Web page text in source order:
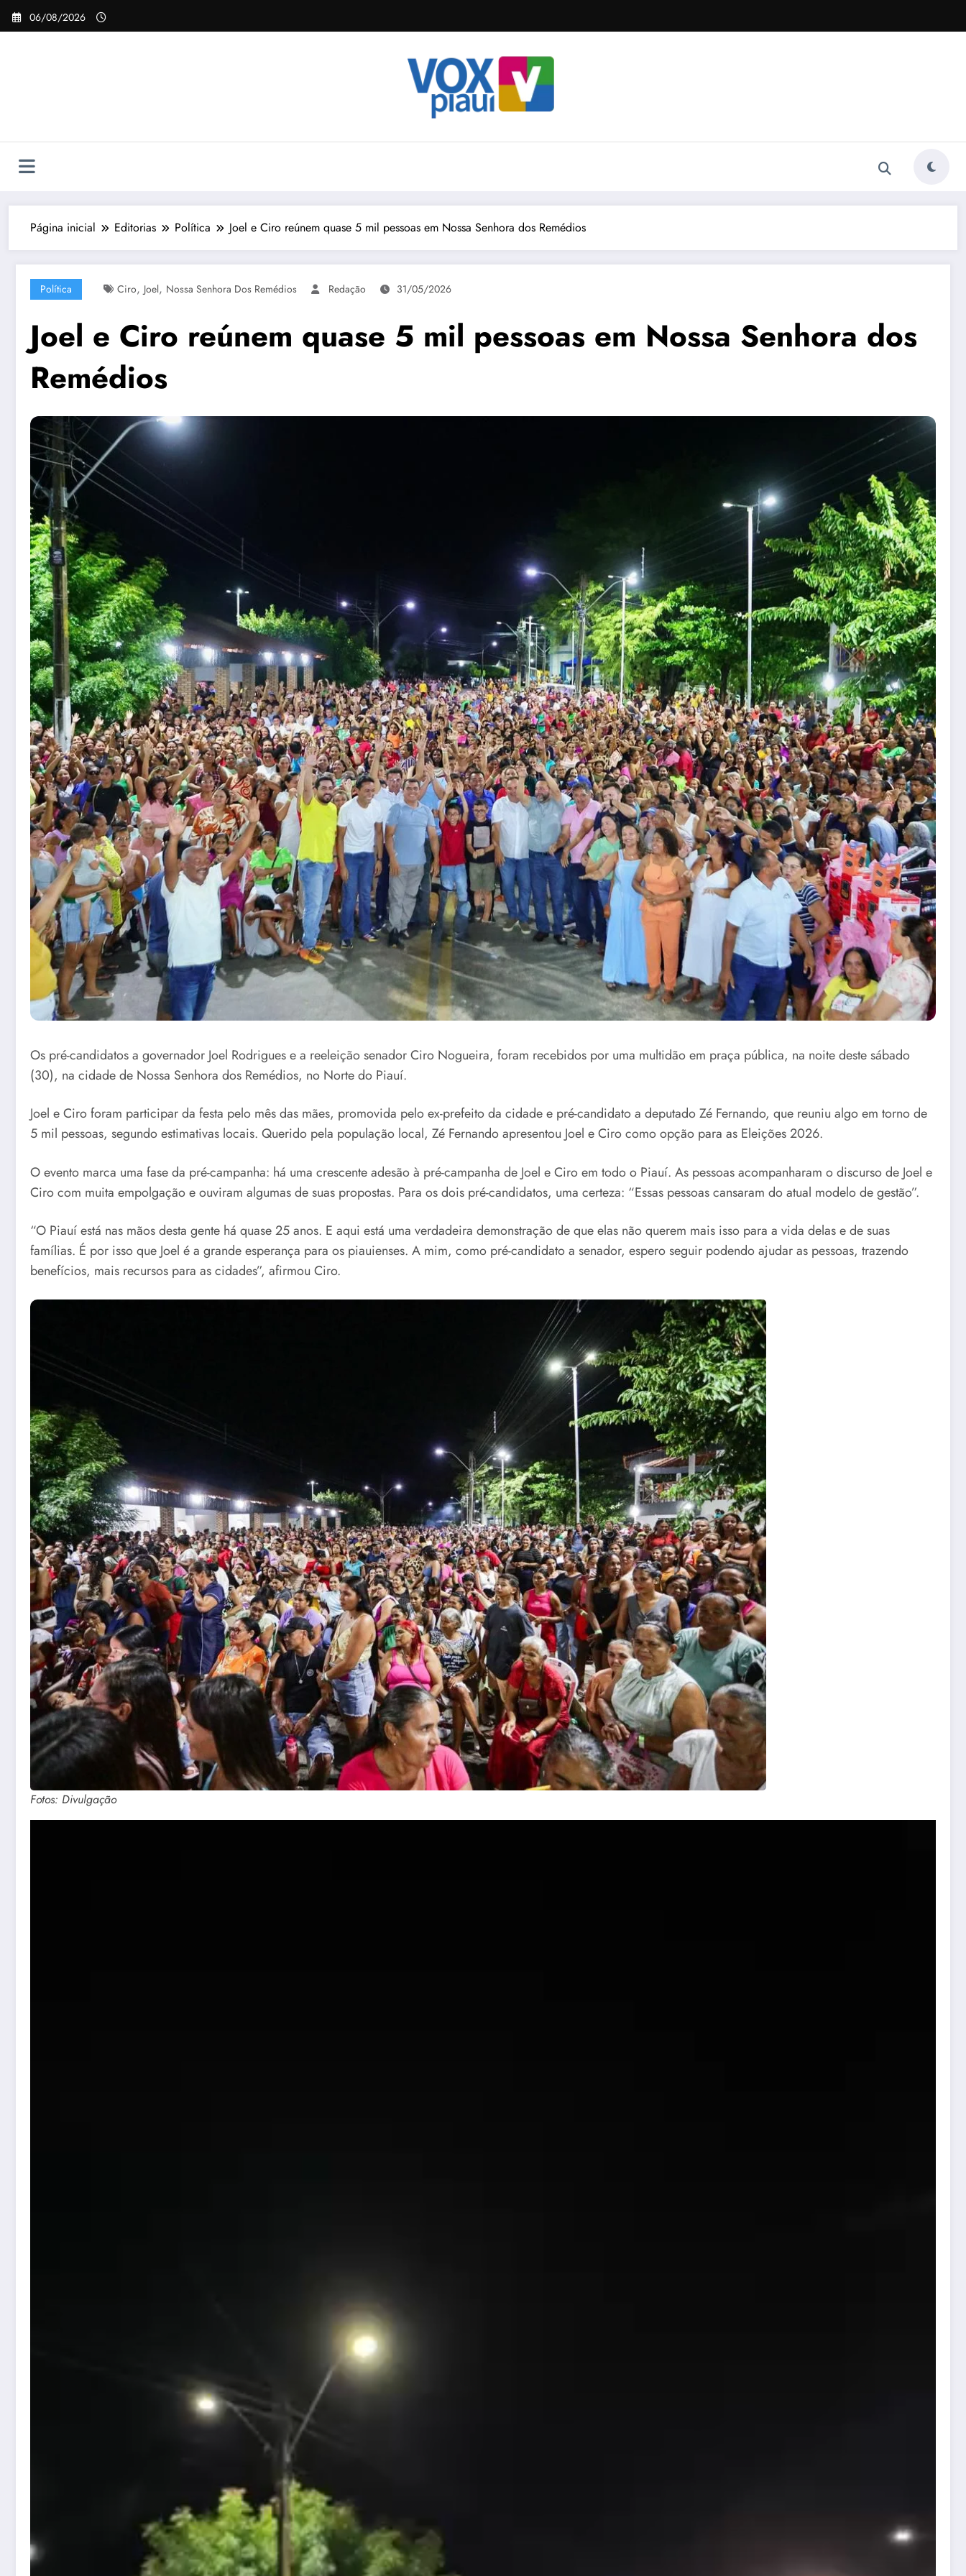
Pular
para
06/08/2026
Página inicial Editorias Política Joel e Ciro reúnem quase 5 mil pessoas em Nossa Senhora dos Remédios
Política Ciro, Joel, Nossa Senhora Dos Remédios Redação 31/05/2026
Joel e Ciro reúnem quase 5 mil pessoas em Nossa Senhora dos
Remédios
Os pré-candidatos a governador Joel Rodrigues e a reeleição senador Ciro Nogueira, foram recebidos por uma multidão em praça pública, na noite deste sábado
(30), na cidade de Nossa Senhora dos Remédios, no Norte do Piauí.
Joel e Ciro foram participar da festa pelo mês das mães, promovida pelo ex-prefeito da cidade e pré-candidato a deputado Zé Fernando, que reuniu algo em torno de
5 mil pessoas, segundo estimativas locais. Querido pela população local, Zé Fernando apresentou Joel e Ciro como opção para as Eleições 2026.
O evento marca uma fase da pré-campanha: há uma crescente adesão à pré-campanha de Joel e Ciro em todo o Piauí. As pessoas acompanharam o discurso de Joel e
Ciro com muita empolgação e ouviram algumas de suas propostas. Para os dois pré-candidatos, uma certeza: “Essas pessoas cansaram do atual modelo de gestão”.
“O Piauí está nas mãos desta gente há quase 25 anos. E aqui está uma verdadeira demonstração de que elas não querem mais isso para a vida delas e de suas
famílias. É por isso que Joel é a grande esperança para os piauienses. A mim, como pré-candidato a senador, espero seguir podendo ajudar as pessoas, trazendo
benefícios, mais recursos para as cidades”, afirmou Ciro.
Fotos: Divulgação